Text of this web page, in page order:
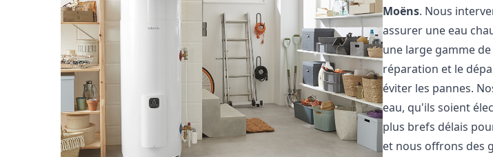
Moëns. Nous
assurer une eau
une large gamme
réparation et le
éviter les pannes.
eau, qu'ils soient
plus brefs délais
et nous offrons des